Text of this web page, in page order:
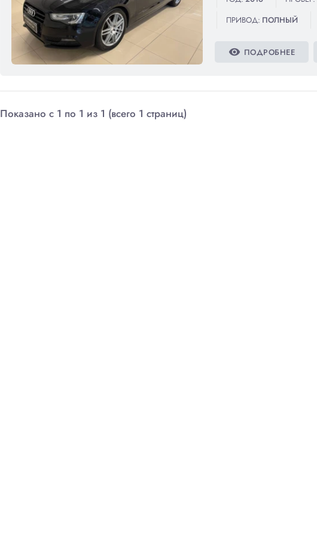
ПРИВОД: ПОЛНЫЙ
visibility ПОДРОБНЕЕ
Показано с 1 по 1 из 1 (всего 1 страниц)